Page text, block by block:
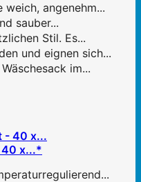
weich, angenehm...
sauber...
Stil. Es...
und eignen sich...
im...
40 x...*